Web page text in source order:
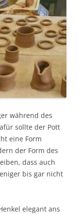
während des
sollte der Pott
eine Form
der Form des
dass auch
bis gar nicht
elegant ans